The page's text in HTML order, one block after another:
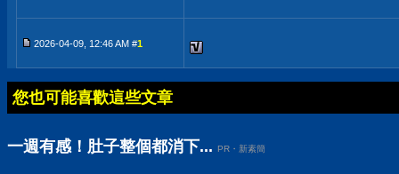
2026-04-09, 12:46 AM #1
您也可能喜歡這些文章
一週有感！肚子整個都消下... PR・新素簡